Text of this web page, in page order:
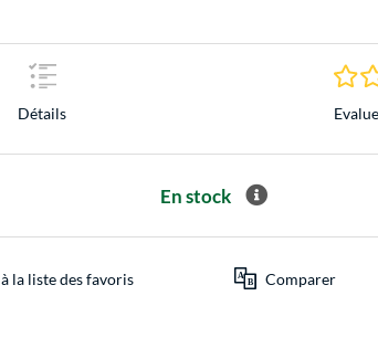
Détails
En stock
la liste des favoris Comparer